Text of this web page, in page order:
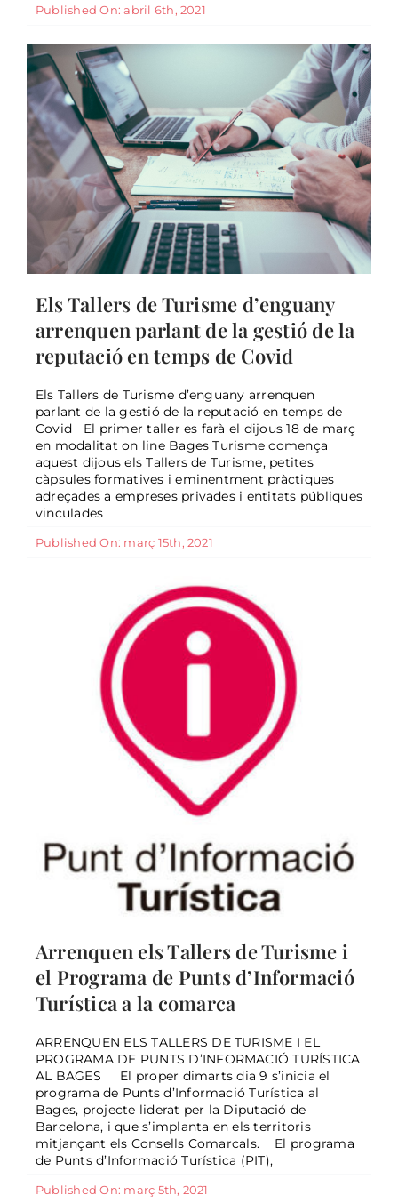
Published On: abril 6th, 2021
Els Tallers de Turisme d’enguany
arrenquen parlant de la gestió de la
reputació en temps de Covid
Els Tallers de Turisme d’enguany arrenquen
parlant de la gestió de la reputació en temps de
Covid El primer taller es farà el dijous 18 de març
en modalitat on line Bages Turisme comença
aquest dijous els Tallers de Turisme, petites
càpsules formatives i eminentment pràctiques
adreçades a empreses privades i entitats públiques
vinculades
Published On: març 15th, 2021
Arrenquen els Tallers de Turisme i
el Programa de Punts d’Informació
Turística a la comarca
General
Arrenquen els Tallers de Turisme i
el Programa de Punts d’Informació
Turística a la comarca
ARRENQUEN ELS TALLERS DE TURISME I EL
PROGRAMA DE PUNTS D’INFORMACIÓ TURÍSTICA
AL BAGES El proper dimarts dia 9 s’inicia el
programa de Punts d’Informació Turística al
Bages, projecte liderat per la Diputació de
Barcelona, i que s’implanta en els territoris
mitjançant els Consells Comarcals. El programa
de Punts d’Informació Turística (PIT),
Published On: març 5th, 2021
INFORMACIÓ NOUS AJUTS
COVID19
General